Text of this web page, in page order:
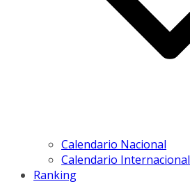
Calendario Nacional
Calendario Internacional
Ranking